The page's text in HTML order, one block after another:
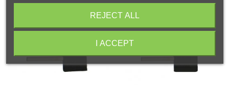
REJECT ALL
I ACCEPT